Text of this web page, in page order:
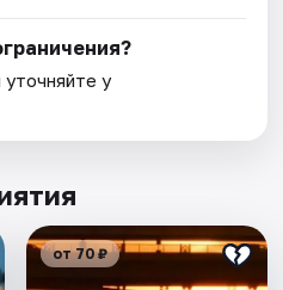
уточняйте у
от 70 ₽